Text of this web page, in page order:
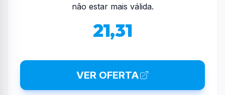
não estar mais válida.
21,31
VER OFERTA